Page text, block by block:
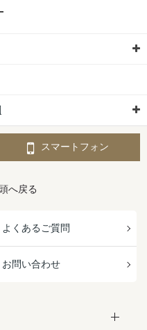
スマートフォン
へ戻る
よくあるご質問
お問い合わせ